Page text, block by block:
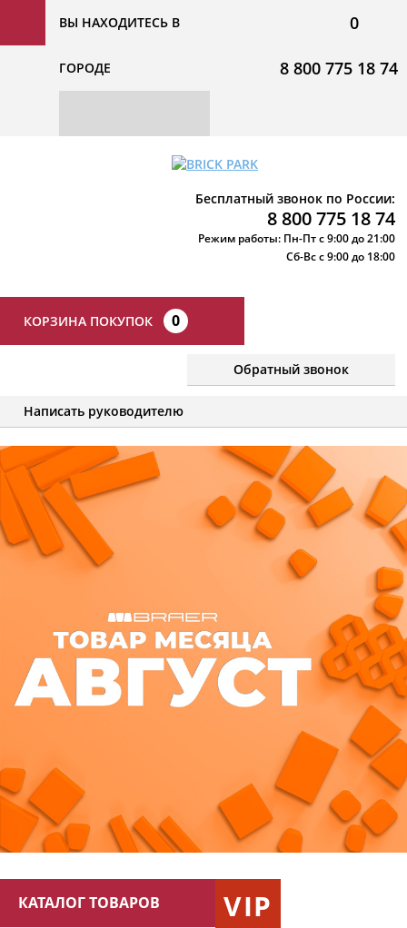
ВЫ НАХОДИТЕСЬ В
ГОРОДЕ
0
8 800 775 18 74
Бесплатный звонок по России:
8 800 775 18 74
Режим работы: Пн-Пт с 9:00 до 21:00
Сб-Вс с 9:00 до 18:00
КОРЗИНА ПОКУПОК 0
Обратный звонок
Написать руководителю
КАТАЛОГ ТОВАРОВ VIP